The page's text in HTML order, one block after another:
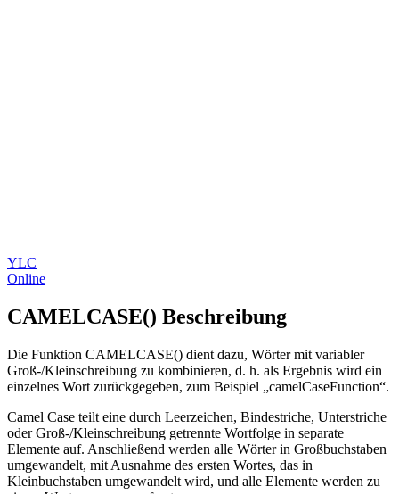
YLC
Online
CAMELCASE() Beschreibung
Die Funktion CAMELCASE() dient dazu, Wörter mit variabler
Groß-/Kleinschreibung zu kombinieren, d. h. als Ergebnis wird ein
einzelnes Wort zurückgegeben, zum Beispiel „camelCaseFunction“.
Camel Case teilt eine durch Leerzeichen, Bindestriche, Unterstriche
oder Groß-/Kleinschreibung getrennte Wortfolge in separate
Elemente auf. Anschließend werden alle Wörter in Großbuchstaben
umgewandelt, mit Ausnahme des ersten Wortes, das in
Kleinbuchstaben umgewandelt wird, und alle Elemente werden zu